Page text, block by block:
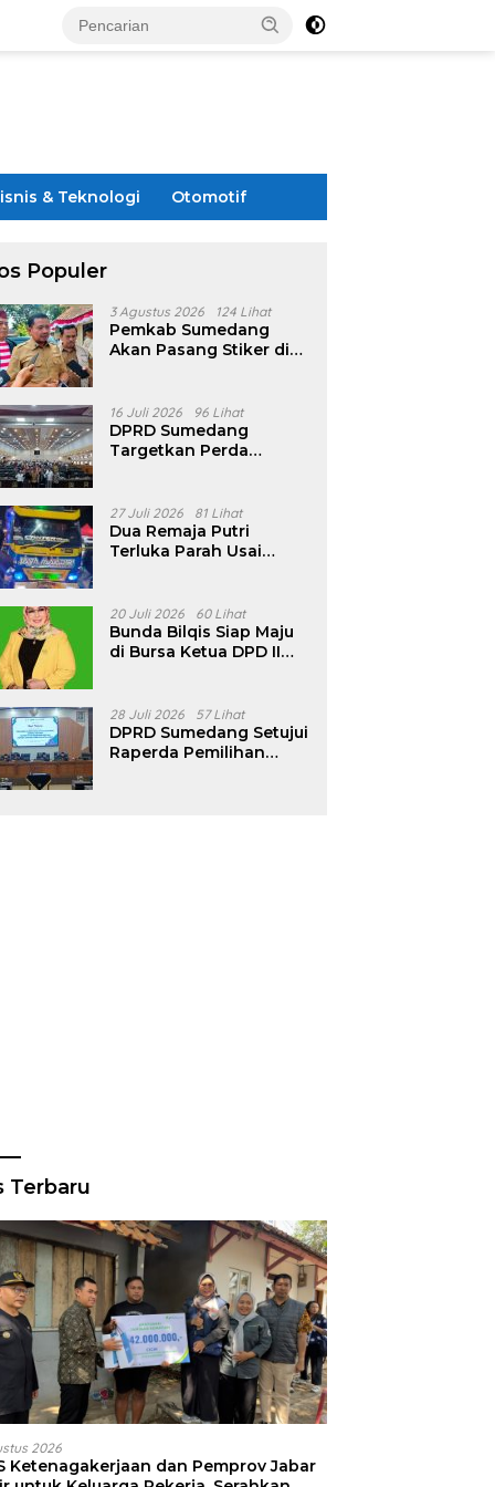
& Teknologi Otomotif
Populer
3 Agustus 2026 124 Lihat
Pemkab Sumedang
Akan Pasang Stiker di
16 Juli 2026 96 Lihat
DPRD Sumedang
Targetkan Perda
Pencalonan Diperjelas
27 Juli 2026 81 Lihat
Dua Remaja Putri
Terluka Parah Usai
Tanjungsari Sumedang
20 Juli 2026 60 Lihat
Bunda Bilqis Siap Maju
di Bursa Ketua DPD II
28 Juli 2026 57 Lihat
DPRD Sumedang Setujui
Raperda Pemilihan
Terbaru
2026
Ketenagakerjaan dan Pemprov Jabar